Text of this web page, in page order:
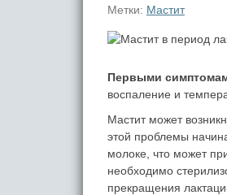
Метки: Мастит
Первыми
воспаление и
Мастит может
этой проблемы
молоке, что может
необходимо
прекращения